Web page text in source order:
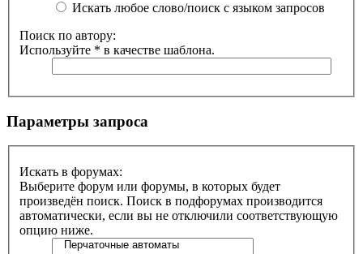
Искать любое слово/поиск с языком запросов
Поиск по автору:
Используйте * в качестве шаблона.
Параметры запроса
Искать в форумах:
Выберите форум или форумы, в которых будет
произведён поиск. Поиск в подфорумах производится
автоматически, если вы не отключили соответствующую
опцию ниже.